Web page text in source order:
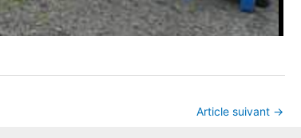
Article suivant →